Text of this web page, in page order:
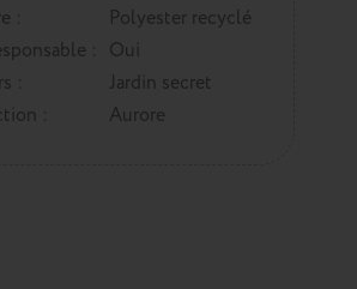
:
Polyester recyclé
: Oui
:
Jardin secret
:
Aurore